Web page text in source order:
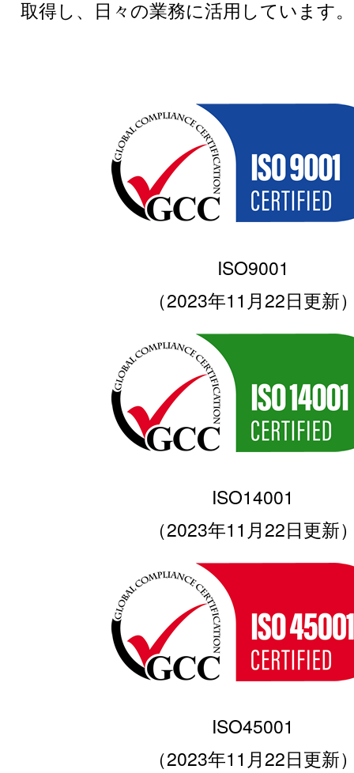
取得し、日々の業務に活用しています。
ISO9001
（2023年11月22日更新
ISO14001
（2023年11月22日更新
ISO45001
（2023年11月22日更新